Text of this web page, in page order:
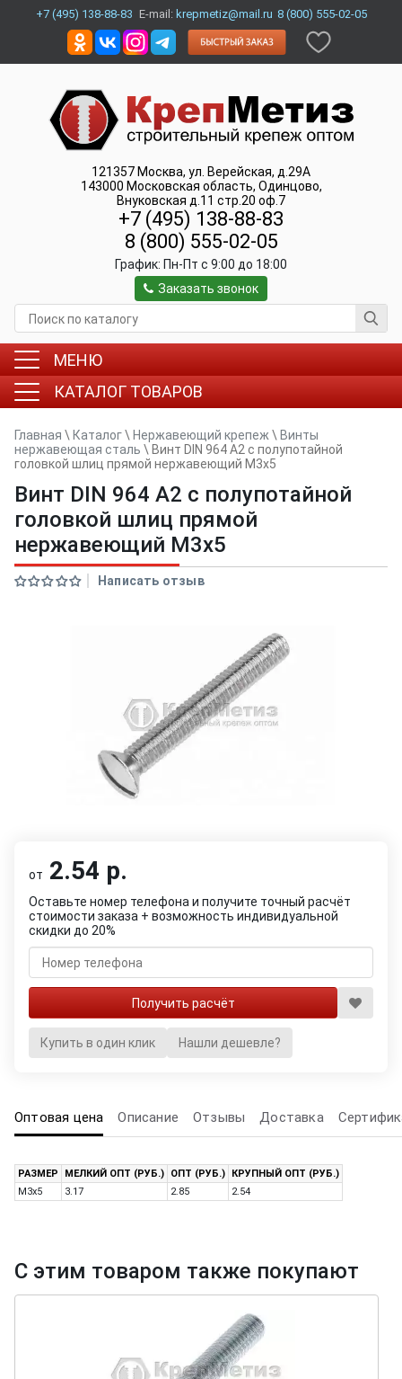
+7 (495) 138-88-83 E-mail: krepmetiz@mail.ru 8 (800) 555-02-05
121357 Москва, ул. Верейская, д.29А
143000 Московская область, Одинцово,
Внуковская д.11 стр.20 оф.7
+7 (495) 138-88-83
8 (800) 555-02-05
График: Пн-Пт c 9:00 до 18:00
Заказать звонок
МЕНЮ
КАТАЛОГ ТОВАРОВ
Главная \ Каталог\ Нержавеющий крепеж \ Винты
нержавеющая сталь \ Винт DIN 964 А2 с полупотайной
головкой шлиц прямой нержавеющий M3x5
Винт DIN 964 А2 с полупотайной
головкой шлиц прямой
нержавеющий M3x5
Написать отзыв
от 2.54 р.
Оставьте номер телефона и получите точный расчёт
стоимости заказа + возможность индивидуальной
скидки до 20%
Купить в один клик Нашли дешевле?
Оптовая цена Описание Отзывы Доставка
РАЗМЕР МЕЛКИЙ ОПТ (РУБ.) ОПТ (РУБ.)
КРУПНЫЙ ОПТ (РУБ.)
M3x5
3.17 2.85 2.54
С этим товаром также покупают